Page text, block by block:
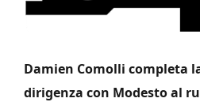
Damien Comolli completa
dirigenza con Modesto al